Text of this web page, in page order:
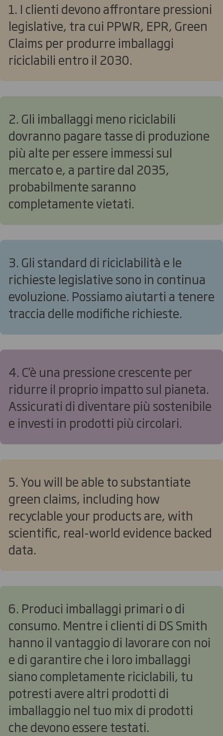
1. I clienti devono affrontare pressioni
legislative, tra cui PPWR, EPR, Green
Claims per produrre imballaggi
riciclabili entro il 2030.
2. Gli imballaggi meno riciclabili
dovranno pagare tasse di produzione
più alte per essere immessi sul
mercato e, a partire dal 2035,
probabilmente saranno
completamente vietati.
3. Gli standard di riciclabilità e le
richieste legislative sono in continua
evoluzione. Possiamo aiutarti a tenere
traccia delle modifiche richieste.
4. C’è una pressione crescente per
ridurre il proprio impatto sul pianeta.
Assicurati di diventare più sostenibile
e investi in prodotti più circolari.
5. You will be able to substantiate
green claims, including how
recyclable your products are, with
scientific, real-world evidence backed
data.
6. Produci imballaggi primari o di
consumo. Mentre i clienti di DS Smith
hanno il vantaggio di lavorare con noi
e di garantire che i loro imballaggi
siano completamente riciclabili, tu
potresti avere altri prodotti di
imballaggio nel tuo mix di prodotti
che devono essere testati.